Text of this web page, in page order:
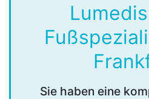
Sie haben eine